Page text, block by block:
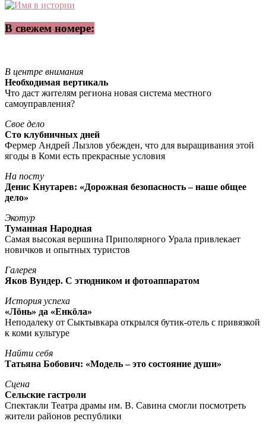
В свежем номере:
В центре внимания
Необходимая вертикаль
Что даст жителям региона новая система местного
самоуправления?
Свое дело
Сто клубничных дней
Фермер Андрей Лызлов убежден, что для выращивания этой
ягоды в Коми есть прекрасные условия
На посту
Денис Кнутарев: «Дорожная безопасность – наше общее
дело»
Экотур
Туманная Народная
Самая высокая вершина Приполярного Урала привлекает
новичков и опытных туристов
Галерея
Яков Вундер. С этюдником и фотоаппаратом
История успеха
«Лöнь» да «Енкöла»
Неподалеку от Сыктывкара открылся бутик-отель с привязкой
к коми культуре
Найти себя
Татьяна Бобович: «Модель – это состояние души»
Сцена
Сельские гастроли
Спектакли Театра драмы им. В. Савина смогли посмотреть
жители районов республики